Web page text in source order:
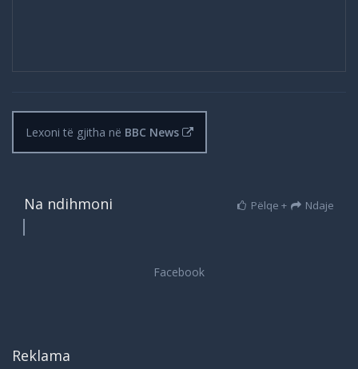
Lexoni të gjitha në BBC News
Na ndihmoni Pëlqe + Ndaje
Reklama